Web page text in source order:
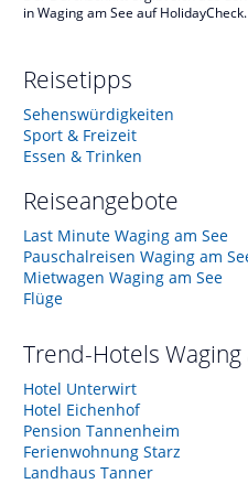
in Waging am See auf HolidayCheck.
Reisetipps
Sehenswürdigkeiten
Sport & Freizeit
Essen & Trinken
Reiseangebote
Last Minute Waging am See
Pauschalreisen Waging am
Mietwagen Waging am See
Flüge
Trend-Hotels Waging
Hotel Unterwirt
Hotel Eichenhof
Pension Tannenheim
Ferienwohnung Starz
Landhaus Tanner